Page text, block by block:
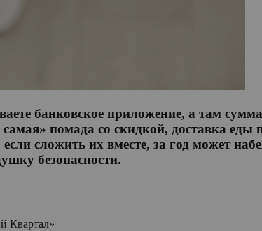
банковское приложение, а там
помада со скидкой, доставка
сложить их вместе, за год может
безопасности.
Квартал»